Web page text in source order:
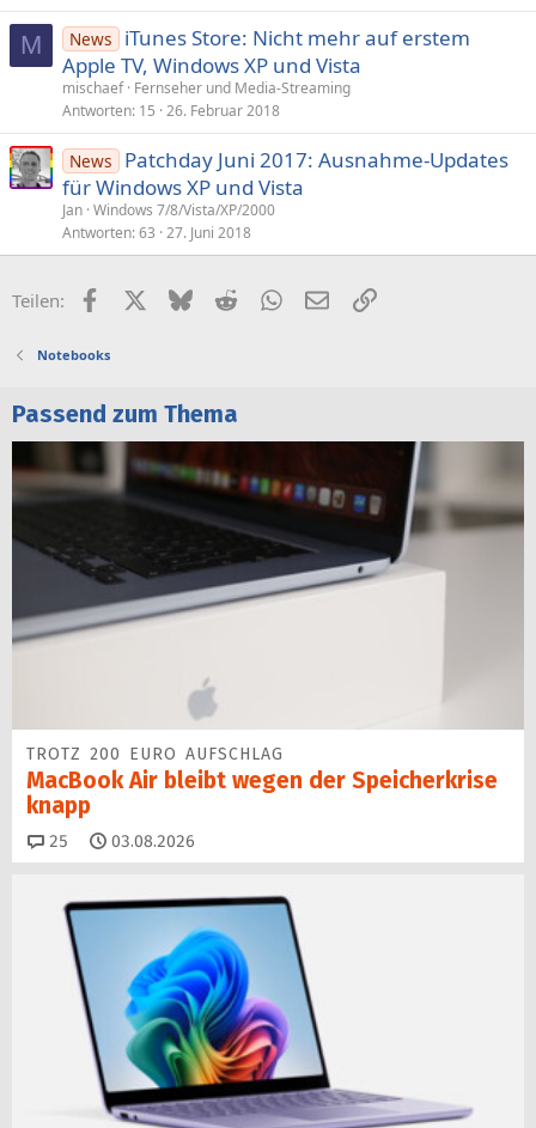
M News
iTunes Store: Nicht mehr auf erstem
Apple TV, Windows XP und Vista
mischaef Fernseher und Media-Streaming
Antworten 15 26. Februar 2018
News
Patchday Juni 2017: Ausnahme-Updates
für Windows XP und Vista
Jan Windows 7/8/Vista/XP/2000
Antworten 63 27. Juni 2018
Teilen: FacebookX (Twitter)
BlueskyRedditWhatsApp
E-MailLink
Notebooks
Passend zum Thema
TROTZ 200 EURO AUFSCHLAG
MacBook Air bleibt wegen der Speicherkrise
knapp
25 Kommentare
03.08.2026